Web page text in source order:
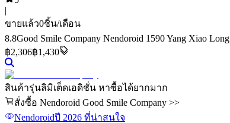
|
ขายแล้ว0ชิ้น/เดือน
8.8Good Smile Company Nendoroid 1590 Yang Xiao
฿2,306฿1,430
สินค้ารุ่นลิมิเต็ดเอดิชั่น หาซื้อได้ยากมาก
สั่งซื้อ Nendoroid Good Smile Company >>
Nendoroidปี 2026 ที่น่าสนใจ